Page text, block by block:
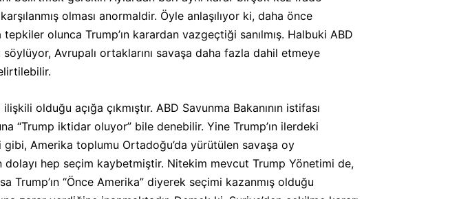
olması anormaldir. Öyle anlaşılıyor ki, daha önce
olunca Trump’ın karardan vazgeçtiği sanılmış. Halbuki ABD
Avrupalı ortaklarını savaşa daha fazla dahil etmeye
olduğu açığa çıkmıştır. ABD Savunma Bakanının istifası
“Trump iktidar oluyor” bile denebilir. Yine Trump’ın ilerdeki
gibi, Amerika toplumu Ortadoğu’da yürütülen savaşa oy
hep seçim kaybetmiştir. Nitekim mevcut Trump Yönetimi de,
Trump’ın “Önce Amerika” diyerek seçimi kazanmış olduğu